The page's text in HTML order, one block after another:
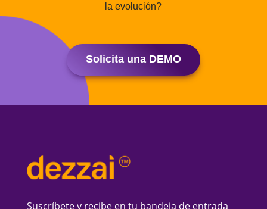
la evolución?
Solicita una DEMO
Suscríbete y recibe en tu bandeja de entrada